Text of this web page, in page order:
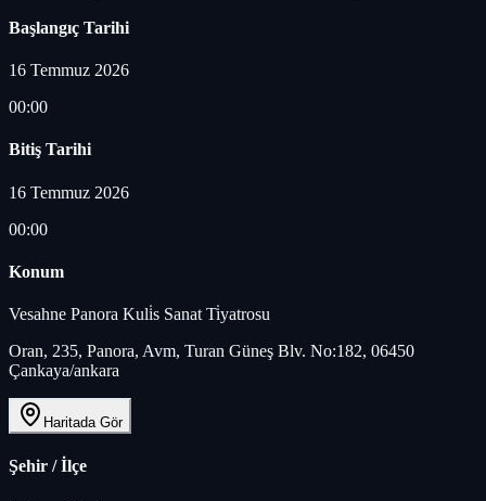
Başlangıç Tarihi
16 Temmuz 2026
00:00
Bitiş Tarihi
16 Temmuz 2026
00:00
Konum
Vesahne Panora Kuli̇s Sanat Ti̇yatrosu
Oran, 235, Panora, Avm, Turan Güneş Blv. No:182, 06450
Çankaya/ankara
Haritada Gör
Şehir / İlçe